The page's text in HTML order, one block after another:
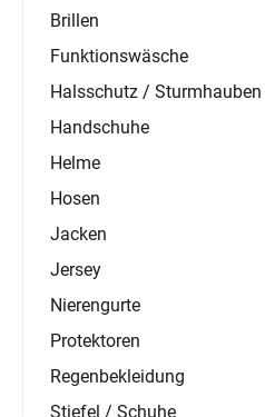
Brillen
Funktionswäsche
Halsschutz / Sturmhauben
Handschuhe
Helme
Hosen
Jacken
Jersey
Nierengurte
Protektoren
Regenbekleidung
Stiefel / Schuhe